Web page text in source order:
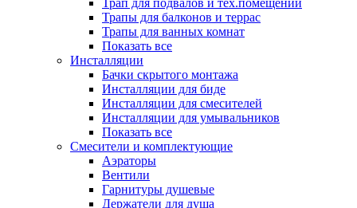
Трап для подвалов и тех.помещений
Трапы для балконов и террас
Трапы для ванных комнат
Показать все
Инсталляции
Бачки скрытого монтажа
Инсталляции для биде
Инсталляции для смесителей
Инсталляции для умывальников
Показать все
Смесители и комплектующие
Аэраторы
Вентили
Гарнитуры душевые
Держатели для душа